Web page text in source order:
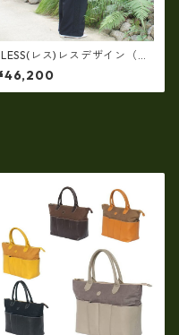
レス)レスデザイン（牛
）トート＆クラッチで使え
(両面・同一仕様！）大口開
ボストン LMSB-0506